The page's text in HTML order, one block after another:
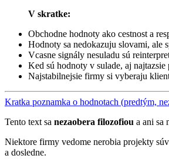
V skratke:
Obchodne hodnoty ako cestnost a
Hodnoty sa nedokazuju slovami, ale
Vcasne signály nesuladu sú
Ked sú hodnoty v sulade, aj najtazsie
Najstabilnejsie firmy si vyberaju
Kratka poznamka o hodnotach (predtým,
Tento text sa nezaobera filozofiou a ani sa
Niektore firmy vedome nerobia projekty
a dosledne.